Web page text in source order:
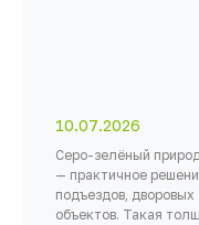
10.07.2026
Серо-зелёный
— практичное
подъездов,
объектов. Такая